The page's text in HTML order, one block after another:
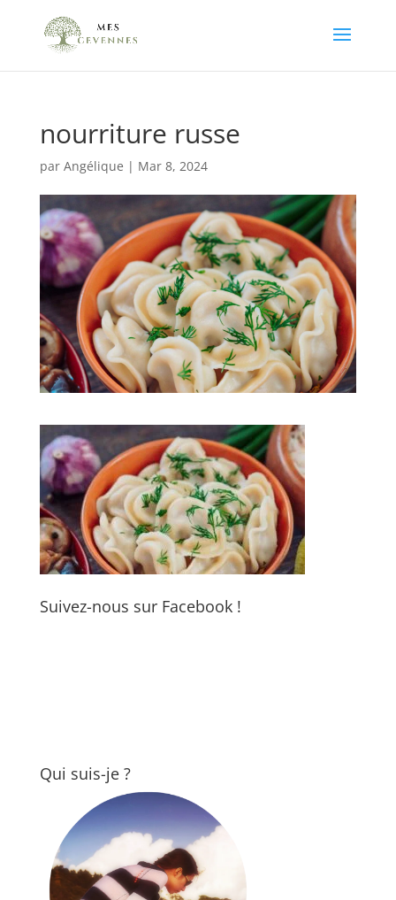
nourriture russe
par Angélique | Mar 8, 2024
Suivez-nous sur Facebook !
Qui suis-je ?